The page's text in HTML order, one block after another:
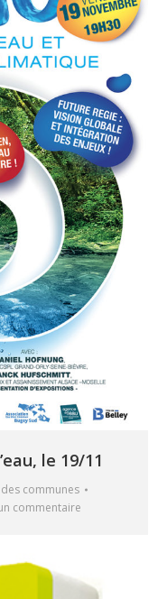
le 19/11
communes
commentaire